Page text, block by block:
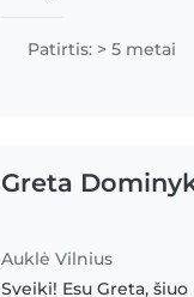
in your home. At 23
and with extensive
in childcare, I believe
Patirtis: > 5 metai
Greta
Auklė Vilnius
Sveiki! Esu Greta,